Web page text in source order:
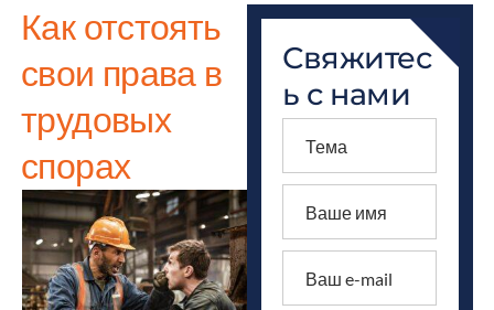
Как отстоять
свои права в
трудовых
спорах
Свяжитес
ь с нами